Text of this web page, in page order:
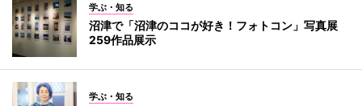
学ぶ・知る
沼津で「沼津のココが好き！フォトコン」写真展
259作品展示
学ぶ・知る